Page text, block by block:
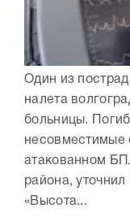
Один из
налета
больницы.
несовместимые
атакованном
района,
«Высота...